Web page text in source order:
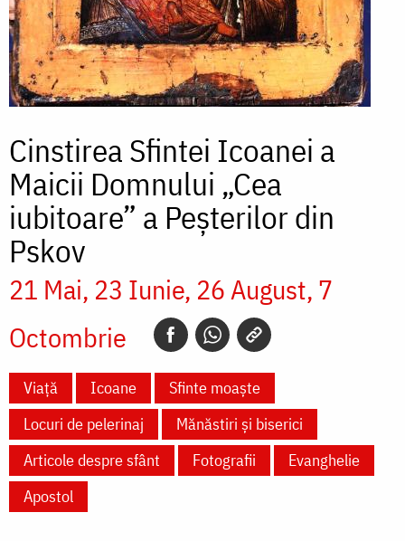
Cinstirea Sfintei Icoanei a
Maicii Domnului „Cea
iubitoare” a Peșterilor din
Pskov
21 Mai 23 Iunie 26 August 7
Octombrie
Viață Icoane
Sfinte moaște
Locuri de pelerinaj
Mănăstiri și biserici
Articole despre sfânt
Fotografii
Evanghelie
Apostol